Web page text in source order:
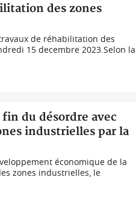
des zones
de réhabilitation des
15 decembre 2023.Selon la
du désordre avec
industrielles par la
économique de la
zones industrielles, le